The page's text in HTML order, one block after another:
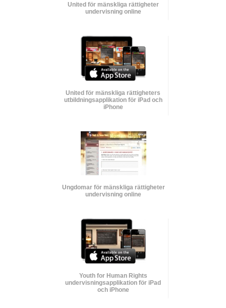
United för mänskliga rättigheter
undervisning online
United för mänskliga rättigheters
utbildnings­applikation för iPad och
iPhone
Ungdomar för mänskliga rättigheter
undervisning online
Youth for Human Rights
undervisnings­applikation för iPad
och iPhone